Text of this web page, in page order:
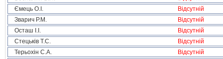
Ємець О.І.
Відсутній
Зварич Р.М.
Відсутній
Осташ І.І.
Відсутній
Стецьків Т.С.
Відсутній
Терьохін С.А.
Відсутній